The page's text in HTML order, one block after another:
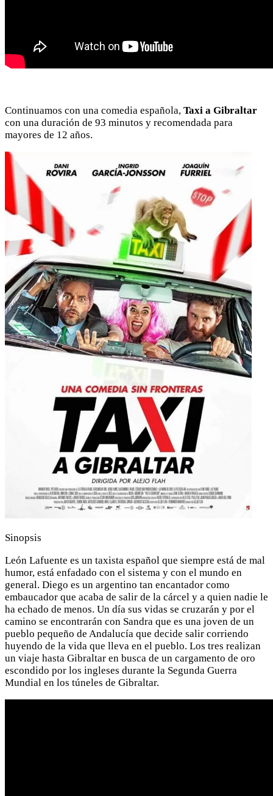
Continuamos con una comedia española, Taxi a Gibraltar
con una duración de 93 minutos y recomendada para
mayores de 12 años.
Sinopsis
León Lafuente es un taxista español que siempre está de mal
humor, está enfadado con el sistema y con el mundo en
general. Diego es un argentino tan encantador como
embaucador que acaba de salir de la cárcel y a quien nadie le
ha echado de menos. Un día sus vidas se cruzarán y por el
camino se encontrarán con Sandra que es una joven de un
pueblo pequeño de Andalucía que decide salir corriendo
huyendo de la vida que lleva en el pueblo. Los tres realizan
un viaje hasta Gibraltar en busca de un cargamento de oro
escondido por los ingleses durante la Segunda Guerra
Mundial en los túneles de Gibraltar.